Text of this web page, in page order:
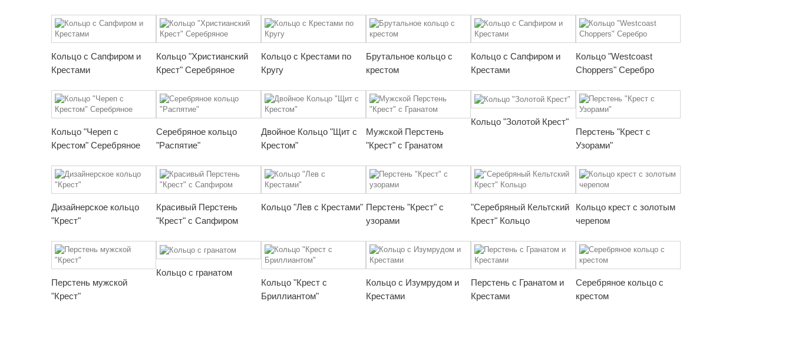
Кольцо с Сапфиром и
Крестами
Кольцо "Христианский
Крест" Серебряное
Кольцо с Крестами по
Кругу
Брутальное кольцо с
крестом
Кольцо с Сапфиром и
Крестами
Кольцо "Westcoast
Choppers" Серебро
Кольцо "Череп с
Крестом" Серебряное
Серебряное кольцо
"Распятие"
Двойное Кольцо "Щит с
Крестом"
Мужской Перстень
"Крест" с Гранатом
Кольцо "Золотой Крест"
Перстень "Крест с
Узорами"
Дизайнерское кольцо
"Крест"
Красивый Перстень
"Крест" с Сапфиром
Кольцо "Лев с Крестами" Перстень "Крест" с
узорами
"Серебряный Кельтский
Крест" Кольцо
Кольцо крест с золотым
черепом
Перстень мужской
"Крест"
Кольцо с гранатом
Кольцо "Крест с
Бриллиантом"
Кольцо с Изумрудом и
Крестами
Перстень с Гранатом и
Крестами
Серебряное кольцо с
крестом